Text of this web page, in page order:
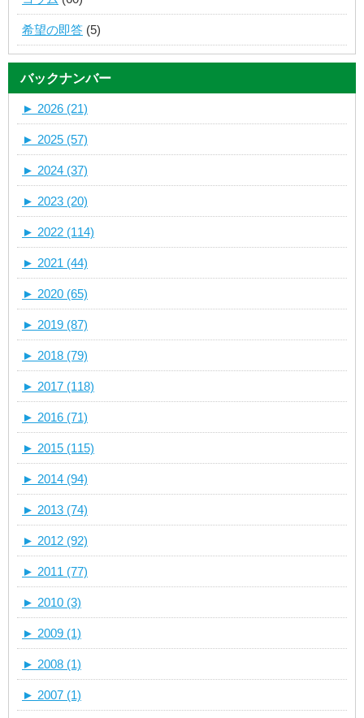
希望の即答 (5)
バックナンバー
► 2026 (21)
► 2025 (57)
► 2024 (37)
► 2023 (20)
► 2022 (114)
► 2021 (44)
► 2020 (65)
► 2019 (87)
► 2018 (79)
► 2017 (118)
► 2016 (71)
► 2015 (115)
► 2014 (94)
► 2013 (74)
► 2012 (92)
► 2011 (77)
► 2010 (3)
► 2009 (1)
► 2008 (1)
► 2007 (1)